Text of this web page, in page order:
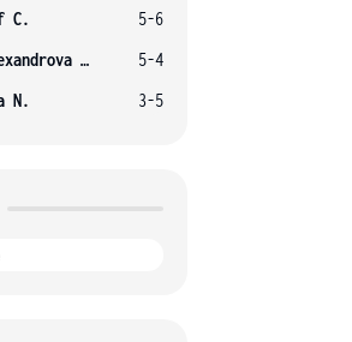
C.
5-6
Alexandrova E.
5-4
N. 3-5